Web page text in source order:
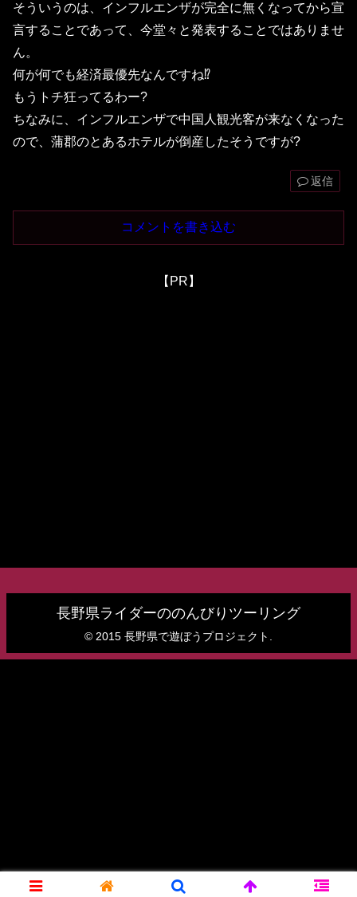
そういうのは、インフルエンザが完全に無くなってから宣
言することであって、今堂々と発表することではありませ
ん。
何が何でも経済最優先なんですね⁉️
もうトチ狂ってるわー?
ちなみに、インフルエンザで中国人観光客が来なくなった
ので、蒲郡のとあるホテルが倒産したそうですが?
返信
コメントを書き込む
【PR】
長野県ライダーののんびりツーリング
© 2015 長野県で遊ぼうプロジェクト.